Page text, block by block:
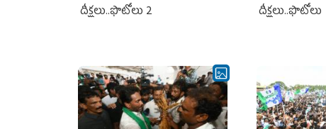
దీక్షలు..ఫొటోలు 2
దీక్షలు..ఫొటోలు